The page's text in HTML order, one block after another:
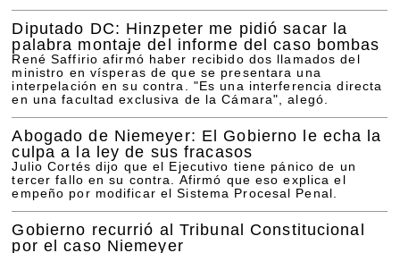
Diputado DC: Hinzpeter me pidió sacar la
palabra montaje del informe del caso bombas
René Saffirio afirmó haber recibido dos llamados del
ministro en vísperas de que se presentara una
interpelación en su contra. "Es una interferencia directa
en una facultad exclusiva de la Cámara", alegó.
Abogado de Niemeyer: El Gobierno le echa la
culpa a la ley de sus fracasos
Julio Cortés dijo que el Ejecutivo tiene pánico de un
tercer fallo en su contra. Afirmó que eso explica el
empeño por modificar el Sistema Procesal Penal.
Gobierno recurrió al Tribunal Constitucional
por el caso Niemeyer